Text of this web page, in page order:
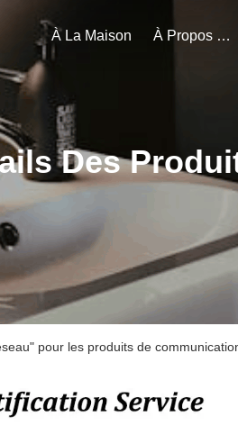
À La Maison À Propos De Nous
Des
pour les produits de